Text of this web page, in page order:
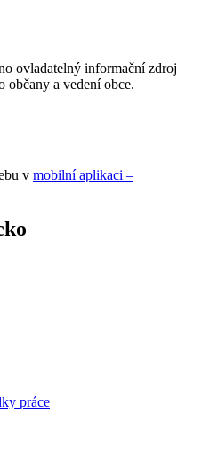
ovladatelný informační zdroj
občany a vedení obce.
v mobilní aplikaci –